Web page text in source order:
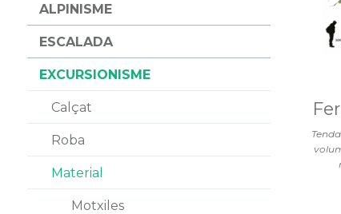
ALPINISME
ESCALADA
EXCURSIONISME
Calçat
Roba
Material
Motxiles